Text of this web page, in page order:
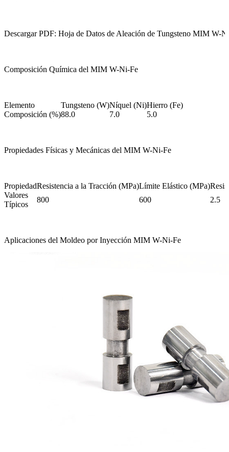
Descargar PDF: Hoja de Datos de Aleación de Tungsteno MIM W-
Composición Química del MIM W-Ni-Fe
Elemento Tungsteno (W)Níquel (Ni)Hierro (Fe)
Composición (%)88.0 7.0 5.0
Propiedades Físicas y Mecánicas del MIM W-Ni-Fe
PropiedadResistencia a la Tracción (MPa)Límite Elástico (MPa)
Valores
Típicos
800 600 2.5
Aplicaciones del Moldeo por Inyección MIM W-Ni-Fe